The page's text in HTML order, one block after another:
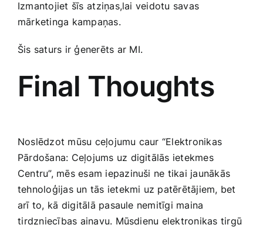
Izmantojiet šīs⁢ atziņas,lai veidotu savas
‌mārketinga kampaņas.
Šis ​saturs ir ģenerēts ar⁤ MI.
Final Thoughts
Noslēdzot mūsu ceļojumu caur “Elektronikas
Pārdošana: Ceļojums uz digitālās ietekmes
Centru”, mēs esam iepazinuši ne tikai jaunākās
tehnoloģijas un tās ietekmi uz patērētājiem, bet
arī to, kā⁢ digitālā pasaule nemitīgi maina
⁢tirdzniecības ainavu. Mūsdienu elektronikas tirgū